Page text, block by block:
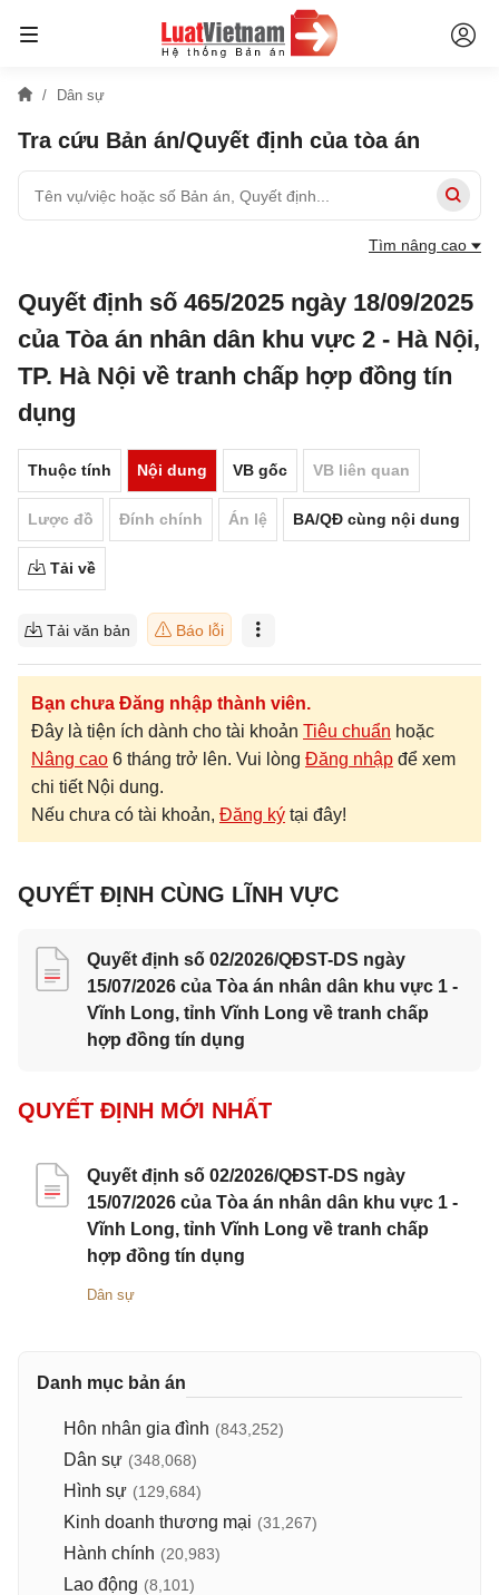
Dân sự
Tra cứu Bản án/Quyết định của tòa án
Tìm nâng cao
Quyết định số 465/2025 ngày 18/09/2025
của Tòa án nhân dân khu vực 2 - Hà Nội,
TP. Hà Nội về tranh chấp hợp đồng tín
dụng
Thuộc tính Nội dung VB gốc VB liên quan
Lược đồ Đính chính Án lệ BA/QĐ cùng nội dung
Tải về
Tải văn bản Báo lỗi
Bạn chưa Đăng nhập thành viên.
Đây là tiện ích dành cho tài khoản Tiêu chuẩn hoặc
Nâng cao 6 tháng trở lên. Vui lòng Đăng nhập để xem
chi tiết Nội dung.
Nếu chưa có tài khoản, Đăng ký tại đây!
QUYẾT ĐỊNH CÙNG LĨNH VỰC
Quyết định số 02/2026/QĐST-DS ngày
15/07/2026 của Tòa án nhân dân khu vực 1 -
Vĩnh Long, tỉnh Vĩnh Long về tranh chấp
hợp đồng tín dụng
QUYẾT ĐỊNH MỚI NHẤT
Quyết định số 02/2026/QĐST-DS ngày
15/07/2026 của Tòa án nhân dân khu vực 1 -
Vĩnh Long, tỉnh Vĩnh Long về tranh chấp
hợp đồng tín dụng
Dân sự
Danh mục bản án
Hôn nhân gia đình (843,252)
Dân sự (348,068)
Hình sự (129,684)
Kinh doanh thương mại (31,267)
Hành chính (20,983)
Lao động (8,101)